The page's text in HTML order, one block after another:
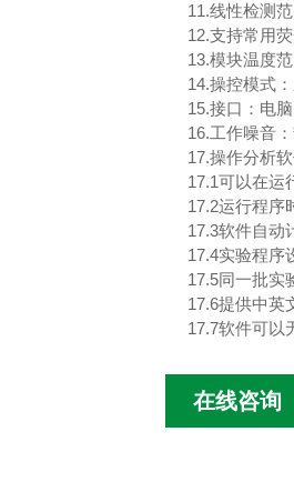
11.线性检测
12.支持常用
13.模块温度
14.操控模式
15.接口：电
16.工作噪音
17.操作分析
17.1可以在运
17.2运行程序
17.3软件自动
17.4实验程序
17.5同一批实
17.6提供中
17.7软件可以
在线咨询